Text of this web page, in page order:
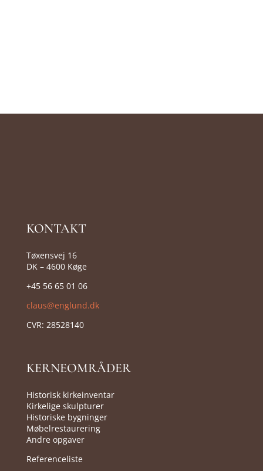
KONTAKT
Tøxensvej 16
DK – 4600 Køge
+45 56 65 01 06
claus@englund.dk
CVR: 28528140
KERNEOMRÅDER
Historisk kirkeinventar
Kirkelige skulpturer
Historiske bygninger
Møbelrestaurering
Andre opgaver
Referenceliste